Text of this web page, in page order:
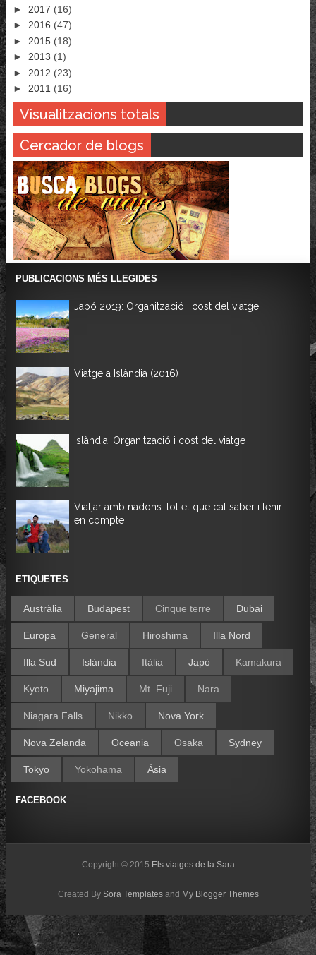
► 2017 (16)
► 2016 (47)
► 2015 (18)
► 2013 (1)
► 2012 (23)
► 2011 (16)
Visualitzacions totals
Cercador de blogs
PUBLICACIONS MÉS LLEGIDES
Japó 2019: Organització i cost del viatge
Viatge a Islàndia (2016)
Islàndia: Organització i cost del viatge
Viatjar amb nadons: tot el que cal saber i tenir
en compte
ETIQUETES
Austràlia Budapest Cinque terre Dubai
Europa General Hiroshima Illa Nord
Illa Sud Islàndia Itàlia Japó Kamakura
Kyoto Miyajima Mt. Fuji Nara
Niagara Falls Nikko Nova York
Nova Zelanda Oceania Osaka Sydney
Tokyo Yokohama Àsia
FACEBOOK
Copyright © 2015 Els viatges de la Sara
Created BySora Templates and My Blogger Themes